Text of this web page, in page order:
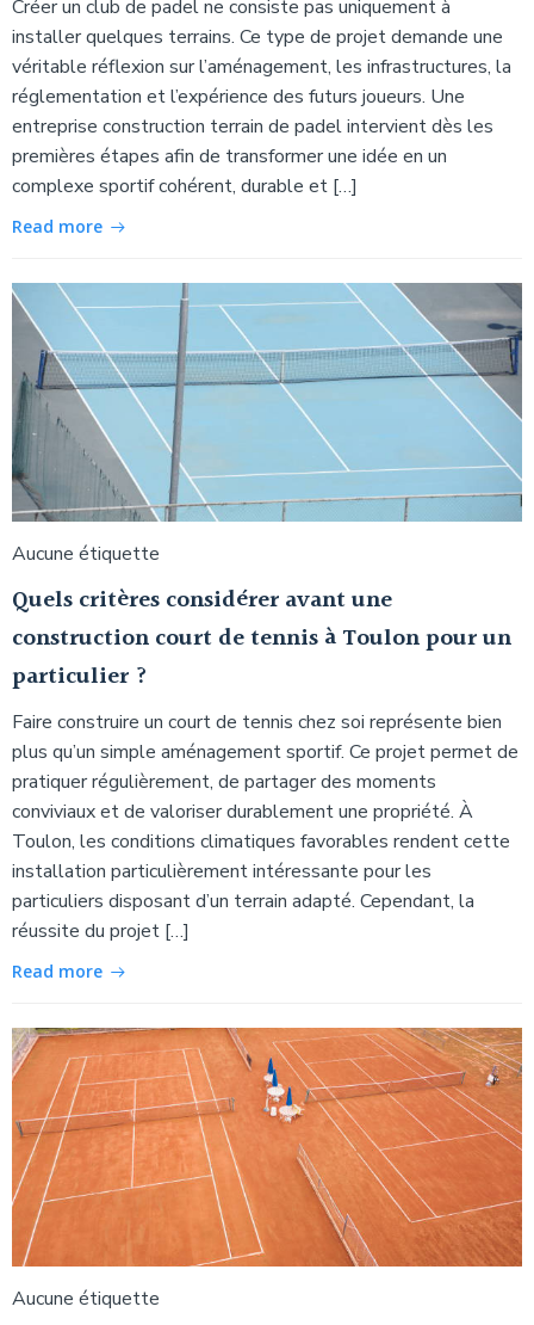
Créer un club de padel ne consiste pas uniquement à
installer quelques terrains. Ce type de projet demande une
véritable réflexion sur l’aménagement, les infrastructures, la
réglementation et l’expérience des futurs joueurs. Une
entreprise construction terrain de padel intervient dès les
premières étapes afin de transformer une idée en un
complexe sportif cohérent, durable et […]
Read more
Aucune étiquette
Quels critères considérer avant une
construction court de tennis à Toulon pour un
particulier ?
Faire construire un court de tennis chez soi représente bien
plus qu’un simple aménagement sportif. Ce projet permet de
pratiquer régulièrement, de partager des moments
conviviaux et de valoriser durablement une propriété. À
Toulon, les conditions climatiques favorables rendent cette
installation particulièrement intéressante pour les
particuliers disposant d’un terrain adapté. Cependant, la
réussite du projet […]
Read more
Aucune étiquette